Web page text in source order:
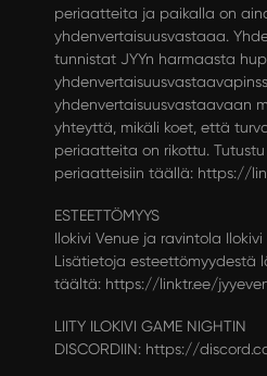
periaatteita ja paikalla on
yhdenvertaisuusvastaaa.
tunnistat JYYn harmaasta
yhdenvertaisuusvastaavaan
yhteyttä, mikäli koet, että
periaatteita on rikottu.
periaatteisiin täällä: https://
ESTEETTÖMYYS
Ilokivi Venue ja ravintola
Lisätietoja esteettömyydestä
täältä: https://linktr.ee/
LIITY ILOKIVI GAME NIGHTIN
DISCORDIIN: https://